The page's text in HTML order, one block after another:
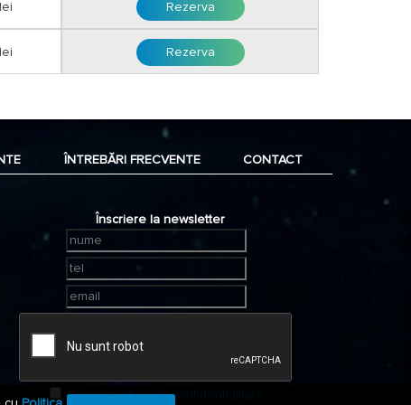
CEC Bank sau Unicredit Bank cu ajutorul facturii
facturii proforme.
Rezerva
Rezerva
ÎNTREBĂRI FRECVENTE CONTACT
Înscriere la newsletter
Acceptpolitica de confidentialitate